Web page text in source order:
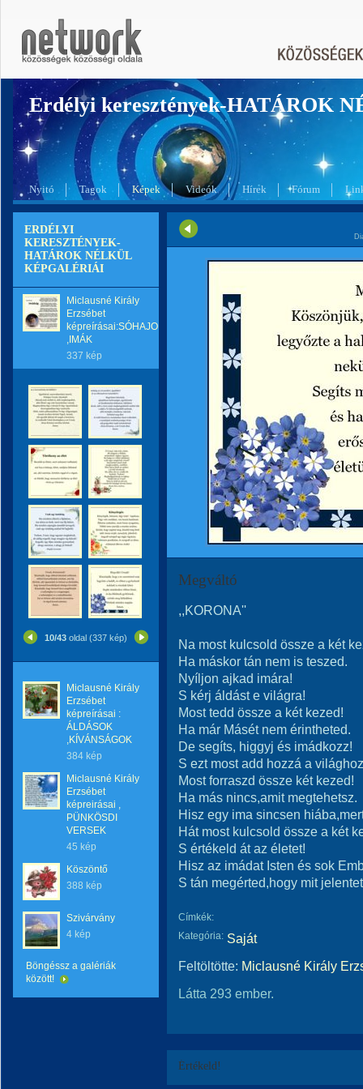
Erdélyi keresztények-HATÁROK
Nyitó Tagok Képek Videók Hírek Fórum
ERDÉLYI
KERESZTÉNYEK-
HATÁROK NÉLKÜL
KÉPGALÉRIÁI
Miclausné Király
Erzsébet
képreírásai:SÓHAJOK
,IMÁK
337 kép
10/43 oldal (337 kép)
Miclausné Király
Erzsébet
képreírásai :
ÁLDÁSOK
,KÍVÁNSÁGOK
384 kép
Miclausné Király
Erzsébet
képreirásai ,
PÜNKÖSDI
VERSEK
45 kép
Köszöntő
388 kép
Szivárvány
4 kép
Böngéssz a galériák
között!
Megváltó
,,KORONA''
Na most kulcsold össze a két
Ha máskor tán nem is teszed.
Nyíljon ajkad imára!
S kérj áldást e világra!
Most tedd össze a két kezed!
Ha már Másét nem érintheted.
De segíts, higgyj és imádkozz!
S ezt most add hozzá a
Most forraszd össze két kezed!
Ha más nincs,amit megtehetsz.
Hisz egy ima sincsen
Hát most kulcsold össze a két
S értékeld át az életet!
Hisz az imádat Isten és sok
S tán megérted,hogy mit
Címkék:
Kategória: Saját
Feltöltötte: Miclausné Király
Látta 293 ember.
Értékeld!